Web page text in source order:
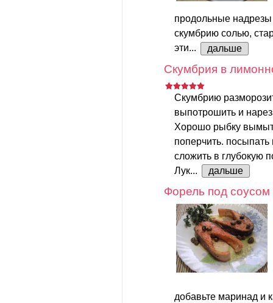
продольные надрезы
скумбрию солью,
эти...
дальше
Скумбрия в
Скумбрию
выпотрошить и
Хорошо рыбку
поперчить.
сложить в глубокую
Лук...
дальше
Форель под соусом
добавьте маринад и